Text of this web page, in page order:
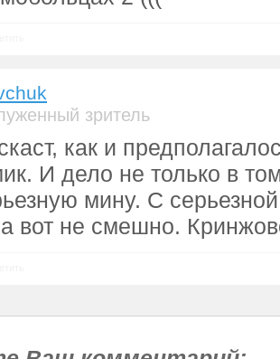
зритель
как и
И дело не только в
мину. С
вот не смешно.